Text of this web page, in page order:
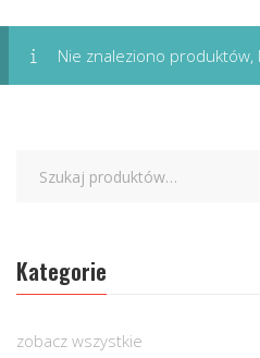
Nie znaleziono produktów,
Kategorie
zobacz wszystkie